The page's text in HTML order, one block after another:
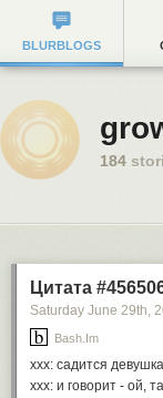
BLURBLOGS
184
Цитата
Saturday June 29th,
Bash.im
xxx: садится
xxx: и говорит - ой,